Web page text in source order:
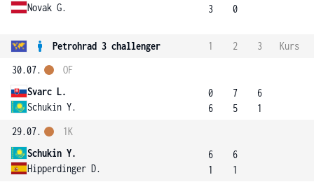
Novak G.
3
0
Petrohrad 3 challenger 1 2 3
Kurs
30.07.
Svarc L.
Schukin Y.
OF
0
6
7
5
6
1
29.07.
Schukin Y.
Hipperdinger D.
1K
6
1
6
1